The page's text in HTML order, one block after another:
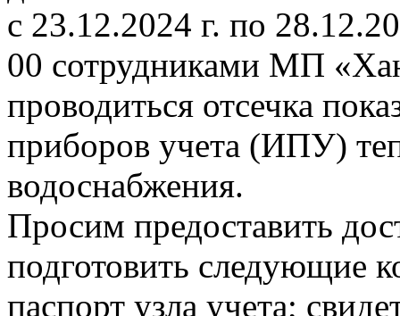
с 23.12.2024 г. по
00 сотрудниками МП
проводиться отсечка
приборов учета (ИПУ)
водоснабжения.
Просим предоставить
подготовить следующие
паспорт узла учета;